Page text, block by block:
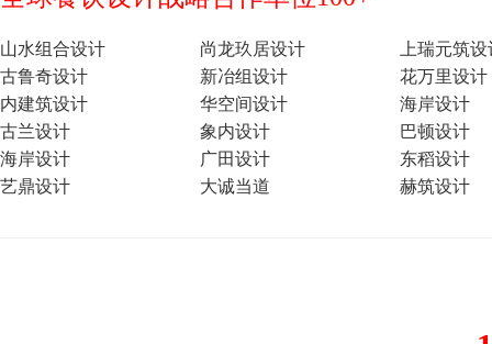
山水组合设计 尚龙玖居设计
上瑞元筑
古鲁奇设计
新冶组设计
花万里设计
内建筑设计
华空间设计
海岸设计
古兰设计
象内设计
巴顿设计
海岸设计
广田设计
东稻设计
艺鼎设计
大诚当道 赫筑设计